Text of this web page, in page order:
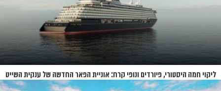
ליקוי חמה היסטורי, פיורדים ונופי קרח: אוניית הפאר החדשה של ענקית השייט
תושק בקיץ 2026